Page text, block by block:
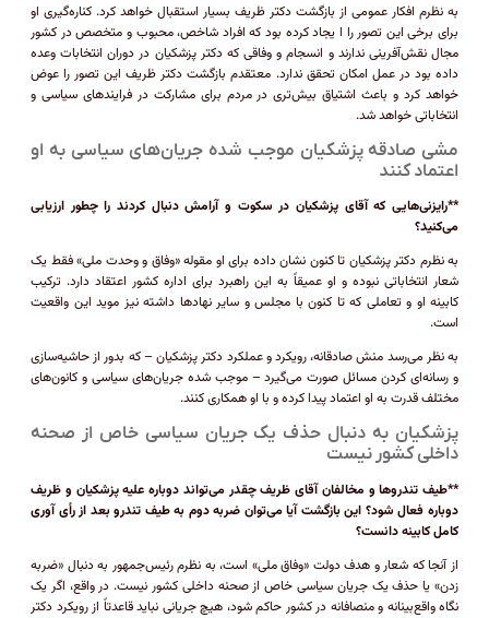
به نظرم افکار عمومی از بازگشت دکتر ظریف بسیار استقبال خواهد کرد. کناره‌گیری او
برای برخی این تصور را ا یجاد کرده بود که افراد شاخص، محبوب و متخصص در کشور
مجال نقش‌آفرینی ندارند و انسجام و وفاقی که دکتر پزشکیان در دوران انتخابات وعده
داده بود در عمل امکان تحقق ندارد. معتقدم بازگشت دکتر ظریف این تصور را عوض
خواهد کرد و باعث اشتیاق بیش‌تری در مردم برای مشارکت در فرایند‌های سیاسی و
انتخاباتی خواهد شد.
مشی صادقه پزشکیان موجب شده جریان‌های سیاسی به او
اعتماد کنند
**رایزنی‌هایی که آقای پزشکیان در سکوت و آرامش دنبال کردند را چطور ارزیابی
می‌کنید؟
به نظرم دکتر پزشکیان تا کنون نشان داده برای او مقوله «وفاق و وحدت ملی» فقط یک
شعار انتخاباتی نبوده و او عمیقاً به این راهبرد برای اداره کشور اعتقاد دارد. ترکیب
کابینه او و تعاملی که تا کنون با مجلس و سایر نهاد‌ها داشته نیز موید این واقعیت
است.
به نظر می‌رسد منش صادقانه، رویکرد و عملکرد دکتر پزشکیان – که بدور از حاشیه‌سازی
و رسانه‌ای کردن مسائل صورت می‌گیرد – موجب شده جریان‌های سیاسی و کانون‌های
مختلف قدرت به او اعتماد پیدا کرده و با او همکاری کنند.
پزشکیان به دنبال حذف یک جریان سیاسی خاص از صحنه
داخلی کشور نیست
**طیف تندرو‌ها و مخالفان آقای ظریف چقدر می‌تواند دوباره علیه پزشکیان و ظریف
دوباره فعال شود؟ این بازگشت آیا می‌توان ضربه دوم به طیف تندرو بعد از رأی آوری
کامل کابینه دانست؟
از آنجا که شعار و هدف دولت «وفاق ملی» است، به نظرم رئیس‌جمهور به دنبال «ضربه
زدن» یا حذف یک جریان سیاسی خاص از صحنه داخلی کشور نیست. در واقع، اگر یک
نگاه واقع‌بینانه و منصافانه در کشور حاکم شود، هیچ جریانی نباید قاعدتاً از رویکرد دکتر